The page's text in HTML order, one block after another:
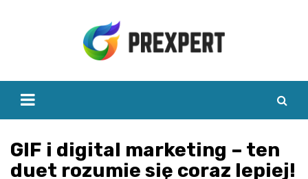
GIF i digital marketing – ten
duet rozumie się coraz lepiej!